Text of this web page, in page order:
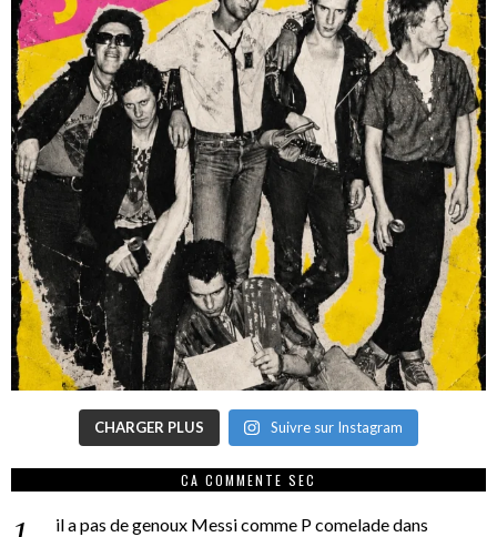
CHARGER PLUS Suivre sur Instagram
CA COMMENTE SEC
il a pas de genoux Messi comme P comeladedans